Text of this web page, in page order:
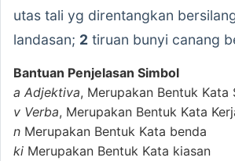
utas tali yg direntangkan
landasan; 2 tiruan bunyi canang
Bantuan Penjelasan Simbol
a Adjektiva, Merupakan Bentuk Kata
v Verba, Merupakan Bentuk Kata
n Merupakan Bentuk Kata benda
ki Merupakan Bentuk Kata kiasan